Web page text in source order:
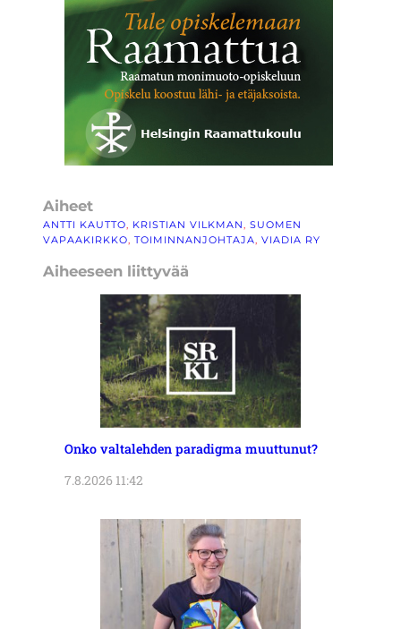
Aiheet
ANTTI KAUTTO, KRISTIAN VILKMAN, SUOMEN
VAPAAKIRKKO, TOIMINNANJOHTAJA, VIADIA RY
Aiheeseen liittyvää
Onko valtalehden paradigma muuttunut?
7.8.2026 11:42